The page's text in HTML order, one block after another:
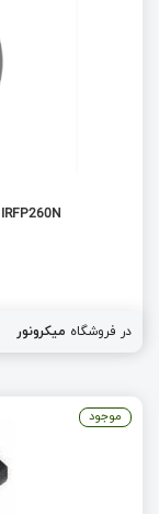
IRFP260N ماسفت - فروشگاه قطعات الکترونیک میکرونور
در فروشگاه میکرونور
موجود